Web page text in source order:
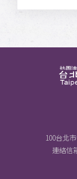
100台北
連絡信